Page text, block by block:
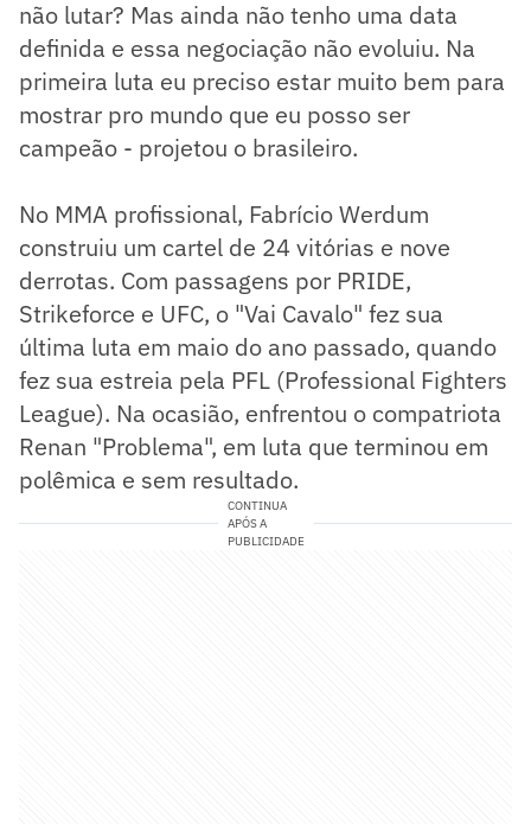
não lutar? Mas ainda não tenho uma data
definida e essa negociação não evoluiu. Na
primeira luta eu preciso estar muito bem para
mostrar pro mundo que eu posso ser
campeão - projetou o brasileiro.
No MMA profissional, Fabrício Werdum
construiu um cartel de 24 vitórias e nove
derrotas. Com passagens por PRIDE,
Strikeforce e UFC, o "Vai Cavalo" fez sua
última luta em maio do ano passado, quando
fez sua estreia pela PFL (Professional Fighters
League). Na ocasião, enfrentou o compatriota
Renan "Problema", em luta que terminou em
polêmica e sem resultado.
CONTINUA
APÓS A
PUBLICIDADE